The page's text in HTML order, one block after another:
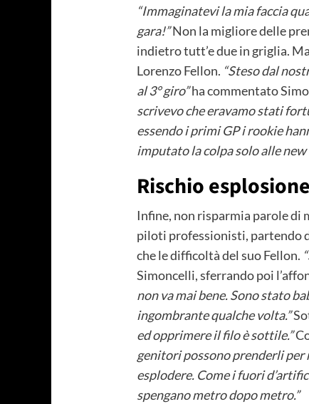
“Immaginatevi la mia faccia
gara!”Non la migliore delle
indietro tutt’e due in griglia.
Lorenzo Fellon. “Steso dal
al 3° giro”ha commentato
scrivevo che eravamo stati
essendo i primi GP i rookie
imputato la colpa solo alle new
Rischio esplosione
Infine, non risparmia parole
piloti professionisti, partendo
che le difficoltà del suo Fellon.
Simoncelli, sferrando poi
non va mai bene. Sono stato
ingombrante qualche volta.”
ed opprimere il filo è sottile.”
genitori possono prenderli
esplodere. Come i fuori
spengano metro dopo metro.”